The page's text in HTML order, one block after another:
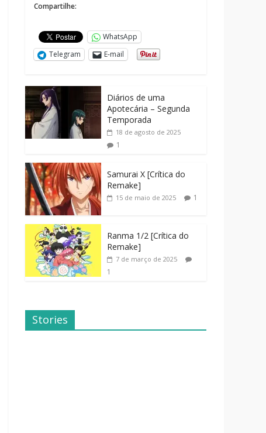
Compartilhe:
WhatsApp
Telegram
E-mail
Diários de uma
Apotecária – Segunda
Temporada
18 de agosto de 2025
1
Samurai X [Crítica do
Remake]
15 de maio de 2025 1
Ranma 1/2 [Crítica do
Remake]
7 de março de 2025
1
Stories
Dicas de
Filmes Para o
Família